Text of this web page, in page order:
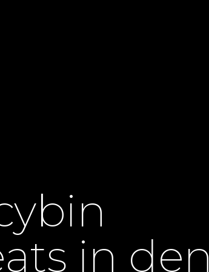
in den